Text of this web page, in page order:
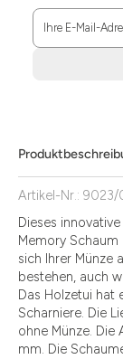
Ihre E-Mail-
die
Zustimmung
aktivieren.
Artikel-Nr.: 9023/
Dieses
Memory
sich Ihrer Münze
bestehen, auch
Das Holzetui hat
Scharniere. Die
ohne Münze. Die
mm. Die